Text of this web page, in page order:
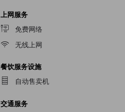
上网服务
免费网络
无线上网
餐饮服务设施
自动售卖机
交通服务